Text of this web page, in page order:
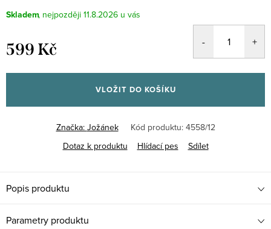
Skladem 11.8.2026
599 Kč
cena:
VLOŽIT DO KOŠÍKU
Značka: Jožánek Kód produktu: 4558/12
Dotaz k produktu
Hlídací pes Sdílet
Popis produktu
Parametry produktu